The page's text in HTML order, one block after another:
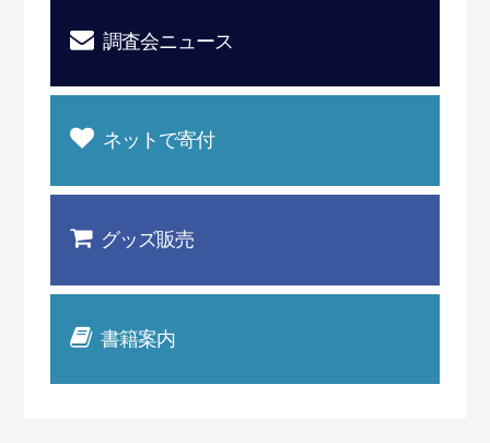
調査会ニュース
ネットで寄付
グッズ販売
書籍案内